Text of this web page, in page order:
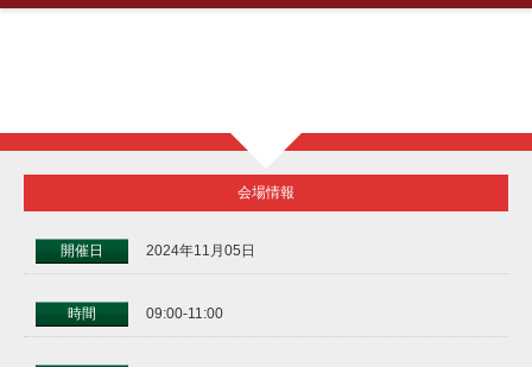
会場情報
開催日 2024年11月05日
時間 09:00-11:00